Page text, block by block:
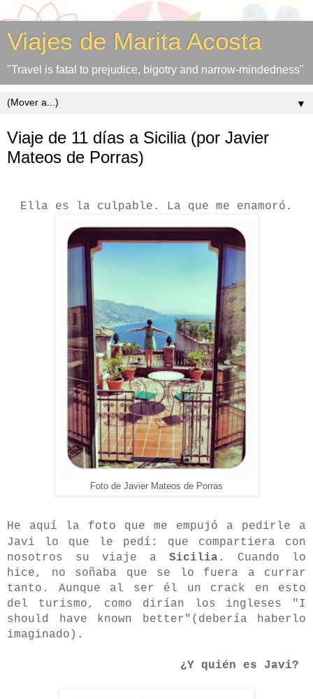
Viajes de Marita Acosta
"Travel is fatal to prejudice, bigotry and narrow-mindedness"
▼
Viaje de 11 días a Sicilia (por Javier
Mateos de Porras)
Ella es la culpable. La que me enamoró.
Foto de Javier Mateos de Porras
He aquí la foto que me empujó a pedirle a
Javi lo que le pedí: que compartiera con
nosotros su viaje a Sicilia . Cuando lo
hice, no soñaba que se lo fuera a currar
tanto. Aunque al ser él un crack en esto
del turismo, como dirían los ingleses "I
should have known better"(debería haberlo
imaginado).
¿Y quién es Javi?